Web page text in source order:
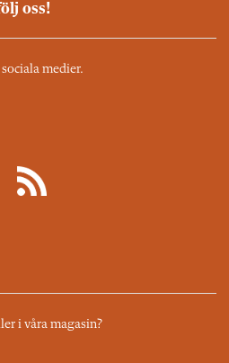
oss!
medier.
i våra magasin?